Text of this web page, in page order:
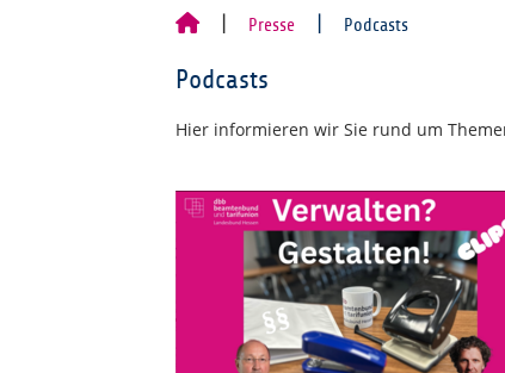
Presse Podcasts
Podcasts
Hier informieren wir Sie rund um